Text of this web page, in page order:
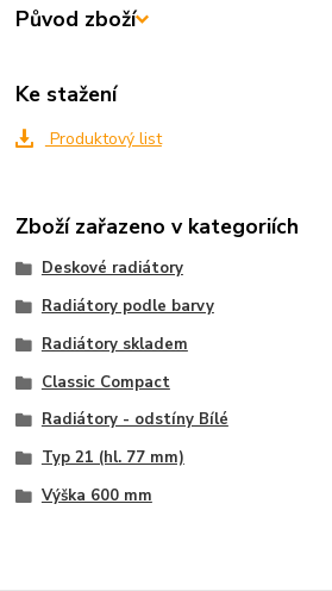
Původ zboží
Ke stažení
Produktový list
Zboží zařazeno v kategoriích
Deskové radiátory
Radiátory podle barvy
Radiátory skladem
Classic Compact
Radiátory - odstíny Bílé
Typ 21 (hl. 77 mm)
Výška 600 mm